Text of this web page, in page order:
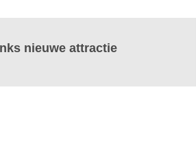
nieuwe attractie